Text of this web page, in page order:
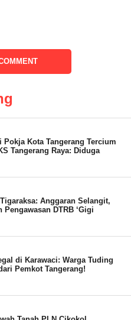
untuk memenangkan
pengerjaan berjalan tak
sebesar ini sudah tidak
masalah serius, bukan
diduga ada praktik KKN
proses tendernya.
Pokja Kota Tangerang Tercium
Tangerang Raya: Diduga
Anggaran Selangit,
Pengawasan DTRB ‘Gigi
di Karawaci: Warga Tuding
Pemkot Tangerang!